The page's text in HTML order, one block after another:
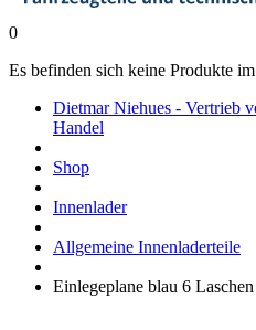
0
Es befinden sich keine Produkte
Dietmar Niehues - Vertrieb
Handel
Shop
Innenlader
Allgemeine Innenladerteile
Einlegeplane blau 6